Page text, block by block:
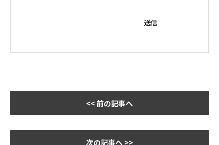
<< 前の記事へ
次の記事へ >>